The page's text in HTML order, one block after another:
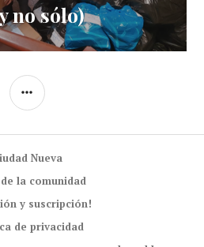
no sólo)
SIDEBAR
Nueva
la comunidad
y suscripción!
de privacidad